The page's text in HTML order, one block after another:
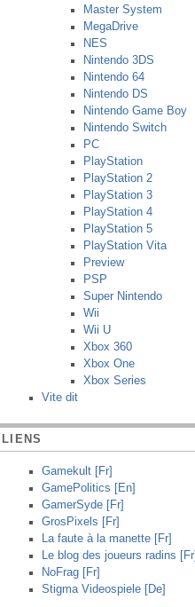
Master System
MegaDrive
NES
Nintendo 3DS
Nintendo 64
Nintendo DS
Nintendo Game Boy
Nintendo Switch
PC
PlayStation
PlayStation 2
PlayStation 3
PlayStation 4
PlayStation 5
PlayStation Vita
Preview
PSP
Super Nintendo
Wii
Wii U
Xbox 360
Xbox One
Xbox Series
Vite dit
LIENS
Gamekult [Fr]
GamePolitics [En]
GamerSyde [Fr]
GrosPixels [Fr]
La faute à la manette [Fr]
Le blog des joueurs radins [Fr]
NoFrag [Fr]
Stigma Videospiele [De]